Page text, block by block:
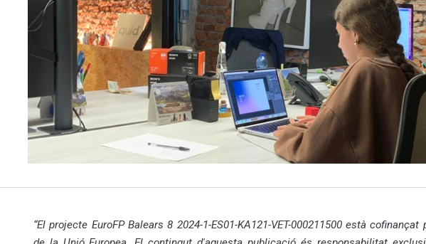
“El projecte EuroFP Balears 8 2024-1-ES01-KA121-VET-000211500 està